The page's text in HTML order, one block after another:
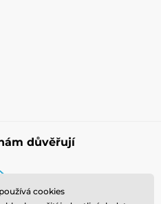
důvěřují
cookies